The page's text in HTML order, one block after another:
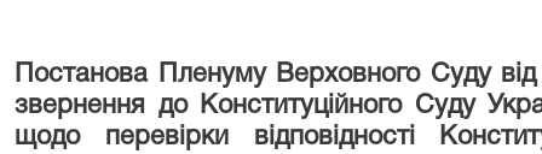
Постанова Пленуму Верховного Суду
звернення до Конституційного Суду
щодо перевірки відповідності